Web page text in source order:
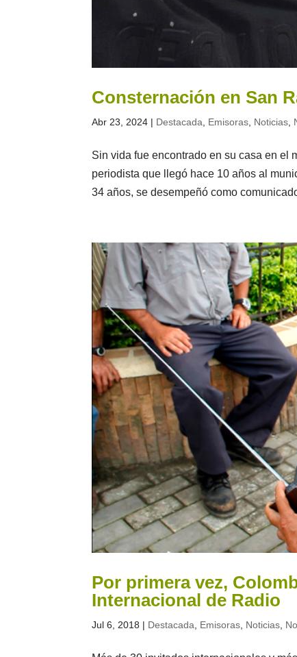
Consternación en San
Abr 23, 2024 | Destacada, Emisoras, Noticias,
Sin vida fue encontrado en su casa en el
periodista que llegó hace 10 años al
34 años, se desempeñó como
Por primera vez,
Internacional de Radio
Jul 6, 2018 | Destacada Emisoras Noticias